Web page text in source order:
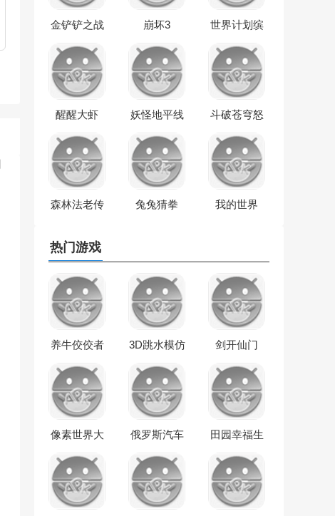
金铲铲之战 崩坏3
世界计划缤
醒醒大虾 妖怪地平线
斗破苍穹怒
森林法老传
兔兔猜拳 我的世界
热门游戏
养牛佼佼者
3D跳水模仿
剑开仙门
像素世界大
俄罗斯汽车
田园幸福生